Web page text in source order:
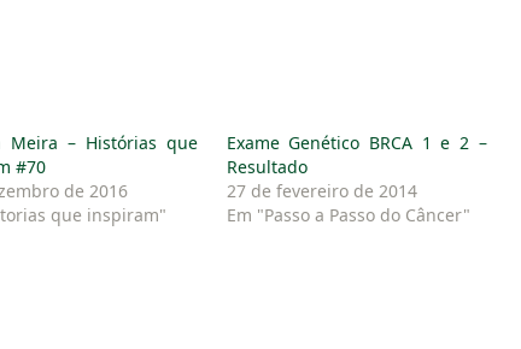
Meira – Histórias que
#70
de 2016
que inspiram"
Exame Genético BRCA 1 e 2 –
Resultado
27 de fevereiro de 2014
Em "Passo a Passo do Câncer"